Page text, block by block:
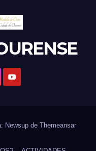
Newsup de Themeansar